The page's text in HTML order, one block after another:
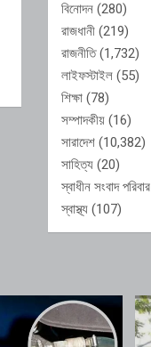
বিনোদন (280)
রাজধানী (219)
রাজনীতি(1,732)
লাইফস্টাইল (55)
শিক্ষা (78)
সম্পাদকীয় (16)
সারাদেশ (10,382)
সাহিত্য (20)
স্বাধীন সংবাদ পরিবার
স্বাস্থ্য (107)